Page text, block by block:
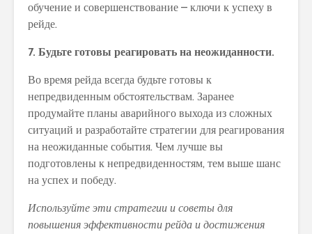
обучение и совершенствование – ключи к успеху в
рейде.
7. Будьте готовы реагировать на неожиданности.
Во время рейда всегда будьте готовы к
непредвиденным обстоятельствам. Заранее
продумайте планы аварийного выхода из сложных
ситуаций и разработайте стратегии для реагирования
на неожиданные события. Чем лучше вы
подготовлены к непредвиденностям, тем выше шанс
на успех и победу.
Используйте эти стратегии и советы для
повышения эффективности рейда и достижения